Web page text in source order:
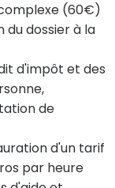
(60€)
dossier à la
d'impôt et des
de
d'un tarif
par heure